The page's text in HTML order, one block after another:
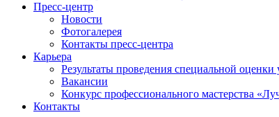
Пресс-центр
Новости
Фотогалерея
Контакты пресс-центра
Карьера
Результаты проведения специальной оценки
Вакансии
Конкурс профессионального мастерства
Контакты